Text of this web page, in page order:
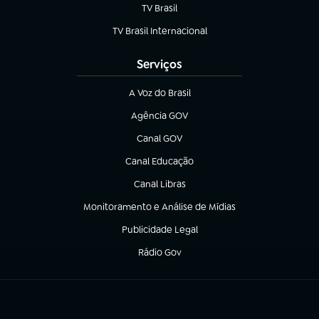
TV Brasil
(abre em nova aba)
TV Brasil Internacional
(abre em nova aba)
Serviços
A Voz do Brasil
(abre em nova aba)
Agência GOV
(abre em nova aba)
Canal GOV
(abre em nova aba)
Canal Educação
(abre em nova aba)
Canal Libras
(abre em nova aba)
Monitoramento e Análise de Mídias
(abre em nova aba)
Publicidade Legal
(abre em nova aba)
Rádio Gov
(abre em nova aba)